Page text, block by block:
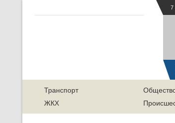
7
Транспорт
ЖКХ